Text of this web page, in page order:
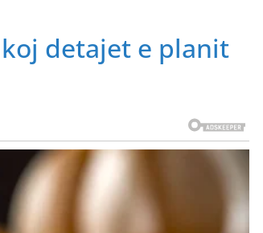
detajet e planit